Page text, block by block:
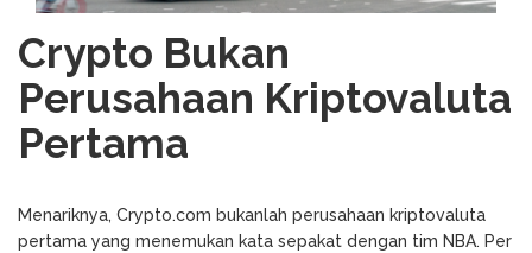
Crypto Bukan
Perusahaan Kriptovaluta
Pertama
Menariknya, Crypto.com bukanlah perusahaan kriptovaluta
pertama yang menemukan kata sepakat dengan tim NBA. Per